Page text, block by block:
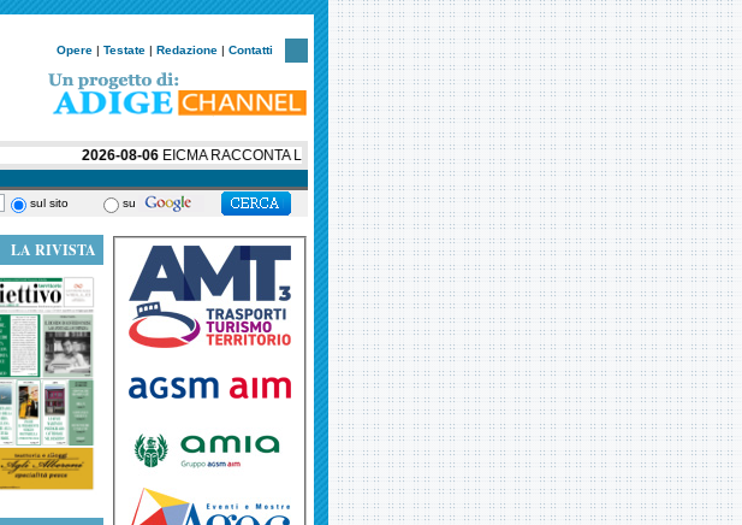
Opere | Testate | Redazione | Contatti
2026-08-06EICMA RACCONTA LA SUA STORIA: AL VIA UNA SERIE SOCIAL IN OTTO EPISODI
sul sito su
LA RIVISTA